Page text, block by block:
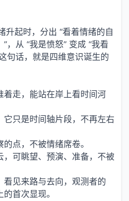
升起时，分出 “看着情绪的自
，从 “我是愤怒” 变成 “我看
句话，就是四维意识诞生的
着走，能站在岸上看时间河
它只是时间轴片段，不再左右
点，不被情绪席卷。
，可眺望、预演、准备，不被
看见来路与去向，观测者的
首次显现。